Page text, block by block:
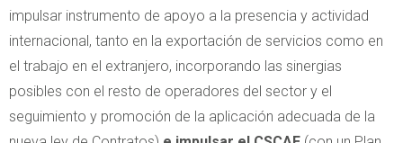
impulsar instrumento de apoyo a la presencia y actividad
internacional, tanto en la exportación de servicios como en
el trabajo en el extranjero, incorporando las sinergias
posibles con el resto de operadores del sector y el
seguimiento y promoción de la aplicación adecuada de la